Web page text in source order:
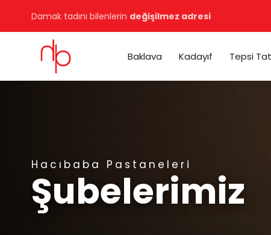
Baklava Kadayıf Tepsi
Hacıbaba Pastaneleri
Şubelerimiz